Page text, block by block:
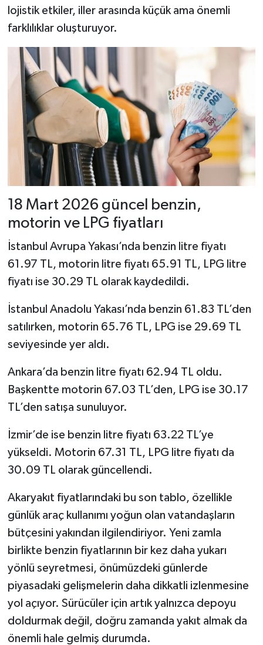
lojistik etkiler, iller arasında küçük ama önemli
farklılıklar oluşturuyor.
18 Mart 2026 güncel benzin,
motorin ve LPG fiyatları
İstanbul Avrupa Yakası’nda benzin litre fiyatı
61.97 TL, motorin litre fiyatı 65.91 TL, LPG litre
fiyatı ise 30.29 TL olarak kaydedildi.
İstanbul Anadolu Yakası’nda benzin 61.83 TL’den
satılırken, motorin 65.76 TL, LPG ise 29.69 TL
seviyesinde yer aldı.
Ankara’da benzin litre fiyatı 62.94 TL oldu.
Başkentte motorin 67.03 TL’den, LPG ise 30.17
TL’den satışa sunuluyor.
İzmir’de ise benzin litre fiyatı 63.22 TL’ye
yükseldi. Motorin 67.31 TL, LPG litre fiyatı da
30.09 TL olarak güncellendi.
Akaryakıt fiyatlarındaki bu son tablo, özellikle
günlük araç kullanımı yoğun olan vatandaşların
bütçesini yakından ilgilendiriyor. Yeni zamla
birlikte benzin fiyatlarının bir kez daha yukarı
yönlü seyretmesi, önümüzdeki günlerde
piyasadaki gelişmelerin daha dikkatli izlenmesine
yol açıyor. Sürücüler için artık yalnızca depoyu
doldurmak değil, doğru zamanda yakıt almak da
önemli hale gelmiş durumda.